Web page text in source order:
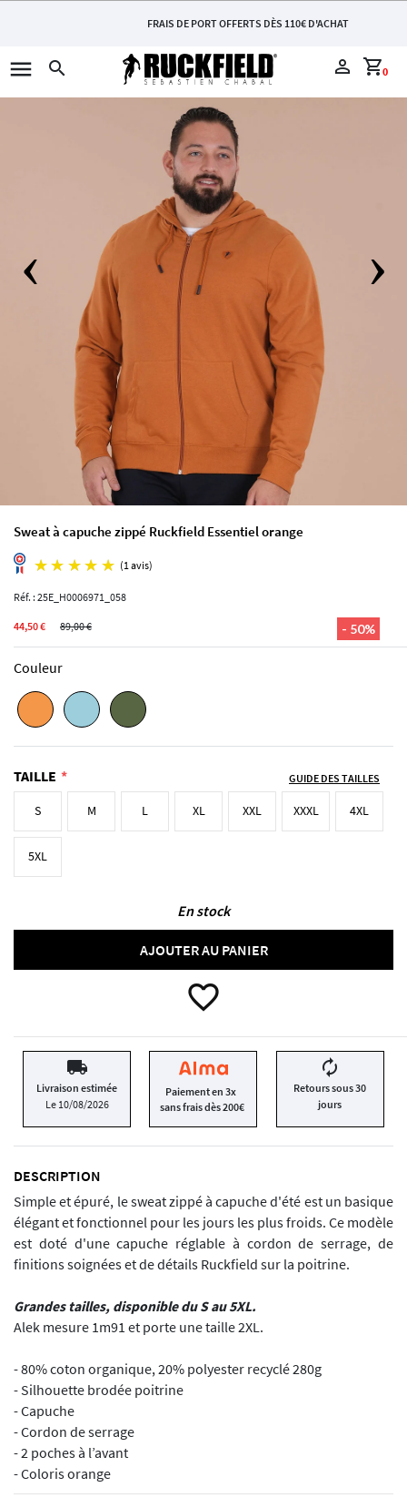
FRAIS DE PORT OFFERTS DÈS 110€ D'ACHAT
menu search perm_identity 0
shopping_cart
Sweat à capuche zippé Ruckfield Essentiel orange
Réf. : 25E_H0006971_058
- 50%
44,50 € 89,00 €
Couleur
TAILLE GUIDE DES TAILLES
S M L XL XXL XXXL 4XL
5XL
En stock
AJOUTER AU PANIER
favorite_border
local_shipping
Livraison estimée
Le 10/08/2026
Paiement en 3x
sans frais dès 200€
autorenew
Retours sous 30
jours
DESCRIPTION
Simple et épuré, le sweat zippé à capuche d'été est un basique
élégant et fonctionnel pour les jours les plus froids. Ce modèle
est doté d'une capuche réglable à cordon de serrage, de
finitions soignées et de détails Ruckfield sur la poitrine.
Grandes tailles, disponible du S au 5XL.
Alek mesure 1m91 et porte une taille 2XL.
- 80% coton organique, 20% polyester recyclé 280g
- Silhouette brodée poitrine
- Capuche
- Cordon de serrage
- 2 poches à l’avant
- Coloris orange